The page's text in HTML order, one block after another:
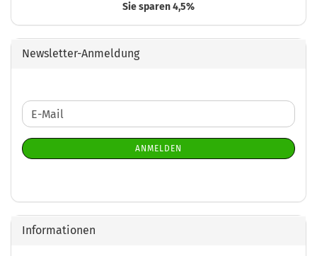
Sie sparen 4,5%
Newsletter-Anmeldung
WEITER
ZUR
NEWSLETTER-
ANMELDUNG
E-
Mail
ANMELDEN
Informationen